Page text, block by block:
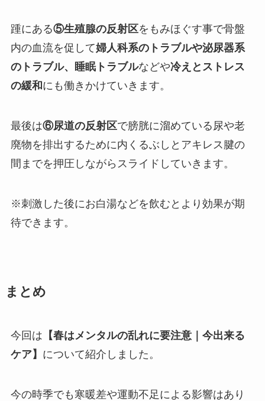
踵にある⑤生殖腺の反射区をもみほぐす事で骨盤
内の血流を促して婦人科系のトラブルや泌尿器系
のトラブル、睡眠トラブルなどや冷えとストレス
の緩和 にも働きかけていきます。
最後は⑥尿道の反射区で膀胱に溜めている尿や老
廃物を排出するために内くるぶしとアキレス腱の
間までを押圧しながらスライドしていきます。
※刺激した後にお白湯などを飲むとより効果が期
待できます。
まとめ
今回は 【春はメンタルの乱れに要注意｜今出来る
ケア】 について紹介しました。
今の時季でも寒暖差や運動不足による影響はあり